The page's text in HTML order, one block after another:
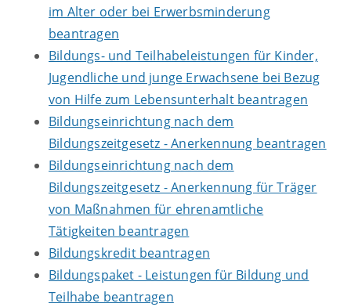
im Alter oder bei Erwerbsminderung
beantragen
Bildungs- und Teilhabeleistungen für Kinder,
Jugendliche und junge Erwachsene bei Bezug
von Hilfe zum Lebensunterhalt beantragen
Bildungseinrichtung nach dem
Bildungszeitgesetz - Anerkennung beantragen
Bildungseinrichtung nach dem
Bildungszeitgesetz - Anerkennung für Träger
von Maßnahmen für ehrenamtliche
Tätigkeiten beantragen
Bildungskredit beantragen
Bildungspaket - Leistungen für Bildung und
Teilhabe beantragen